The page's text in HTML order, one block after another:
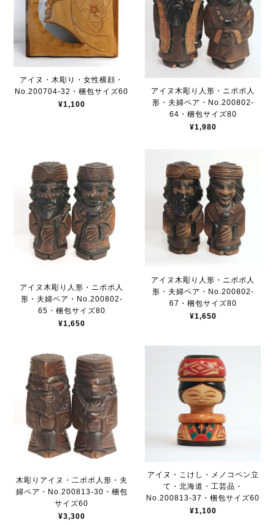
アイヌ・木彫り・女性横顔・
No.200704-32・梱包サイズ60
¥1,100
アイヌ木彫り人形・ニポポ人
形・夫婦ペア・No.200802-
64・梱包サイズ80
¥1,980
アイヌ木彫り人形・ニポポ人
形・夫婦ペア・No.200802-
65・梱包サイズ80
¥1,650
アイヌ木彫り人形・ニポポ人
形・夫婦ペア・No.200802-
67・梱包サイズ80
¥1,650
木彫りアイヌ・二ポポ人形・夫
婦ペア・No.200813-30・梱包
サイズ60
¥3,300
アイヌ・こけし・メノコペン立
て・北海道・工芸品・
No.200813-37・梱包サイズ60
¥1,100